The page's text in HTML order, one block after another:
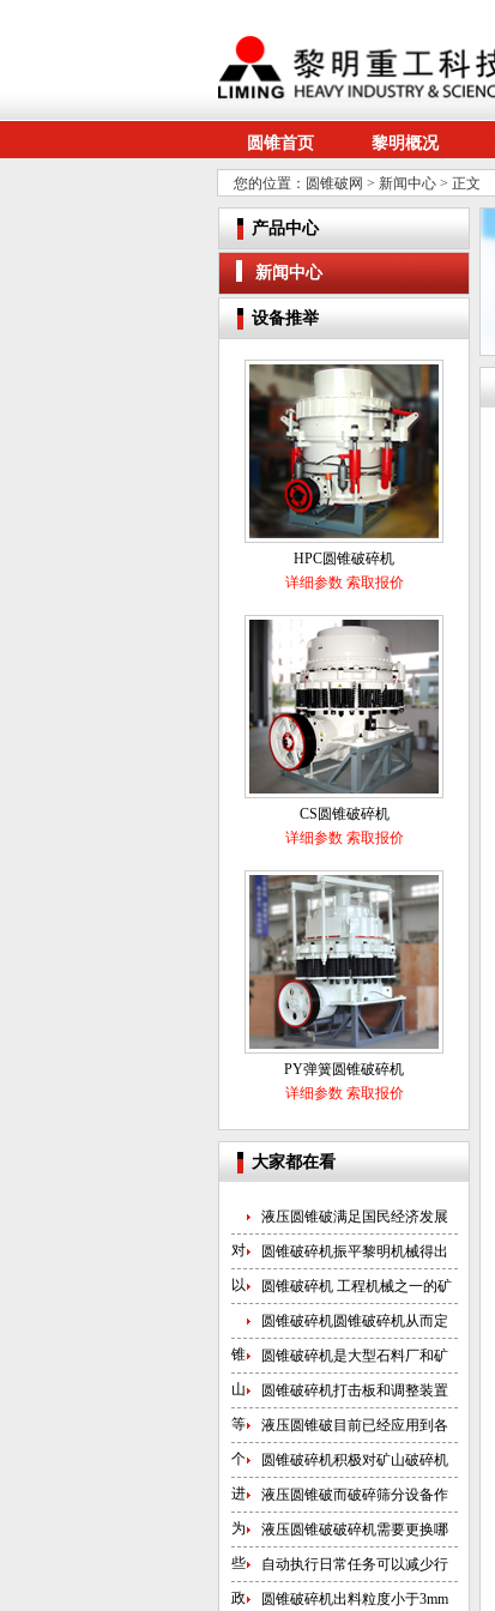
圆锥首页 黎明概况
您的位置： 圆锥破网 > 新闻中心 > 正文
产品中心
新闻中心
设备推举
HPC圆锥破碎机
详细参数 索取报价
CS圆锥破碎机
详细参数 索取报价
PY弹簧圆锥破碎机
详细参数 索取报价
大家都在看
液压圆锥破满足国民经济发展
对
圆锥破碎机振平黎明机械得出
以
圆锥破碎机 工程机械之一的矿
圆锥破碎机圆锥破碎机从而定
锥
圆锥破碎机是大型石料厂和矿
山
圆锥破碎机打击板和调整装置
等
液压圆锥破目前已经应用到各
个
圆锥破碎机积极对矿山破碎机
进
液压圆锥破而破碎筛分设备作
为
液压圆锥破破碎机需要更换哪
些
自动执行日常任务可以减少行
政
圆锥破碎机出料粒度小于3mm